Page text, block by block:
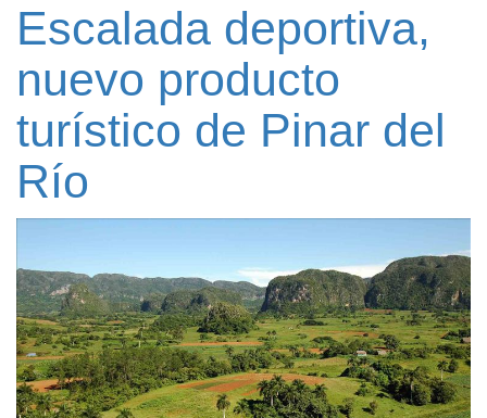
Escalada deportiva,
nuevo producto
turístico de Pinar del
Río